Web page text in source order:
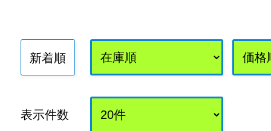
新着順
表示件数